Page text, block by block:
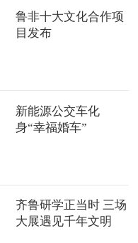
鲁非十大文化合作项
目发布
新能源公交车化
身“幸福婚车”
齐鲁研学正当时 三场
大展遇见千年文明